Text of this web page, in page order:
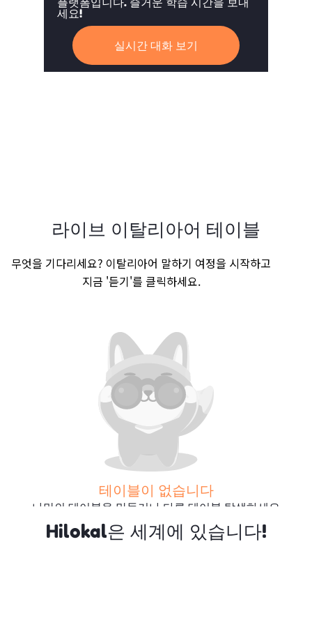
세요!
실시간 대화 보기
라이브 이탈리아어 테이블
무엇을 기다리세요? 이탈리아어 말하기 여정을 시작하고
지금 '듣기'를 클릭하세요.
테이블이 없습니다
나만의 테이블을 만들거나 다른 테이블 탐색하세요
더 많은 테이블 검색
Hilokal은 세계에 있습니다!